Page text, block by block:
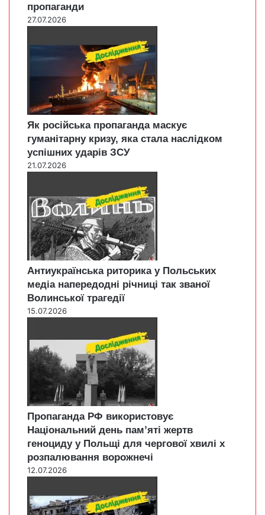
пропаганди
27.07.2026
Як російська пропаганда маскує
гуманітарну кризу, яка стала наслідком
успішних ударів ЗСУ
21.07.2026
Антиукраїнська риторика у Польських
медіа напередодні річниці так званої
Волинської трагедії
15.07.2026
Пропаганда РФ використовує
Національний день пам’яті жертв
геноциду у Польщі для чергової хвилі х
розпалювання ворожнечі
12.07.2026